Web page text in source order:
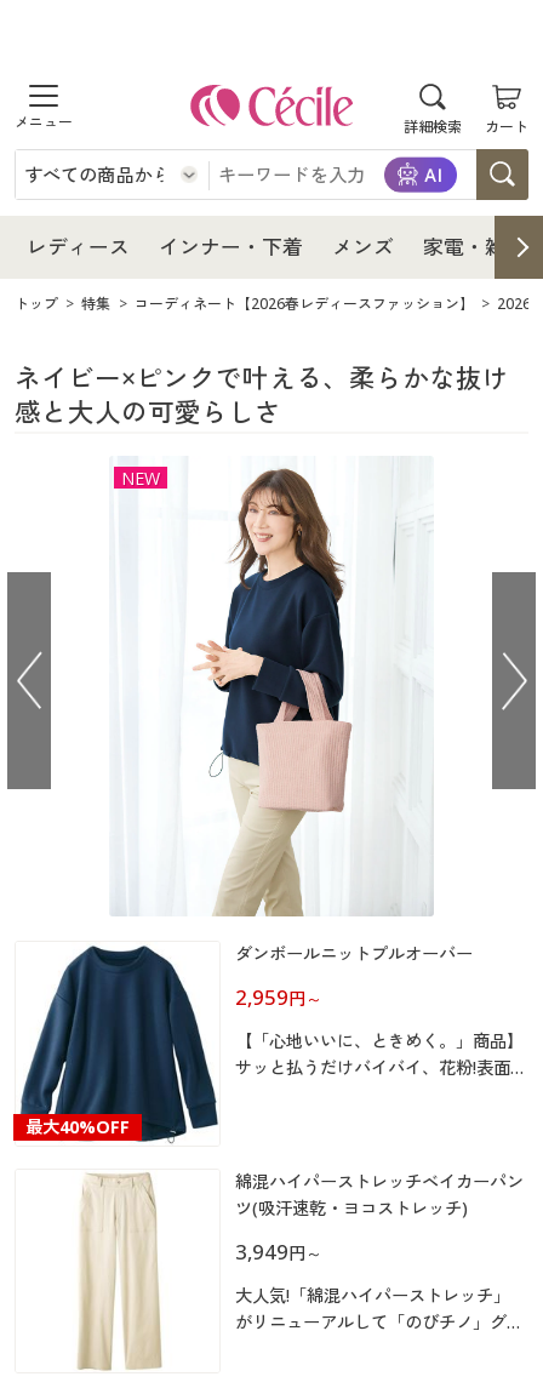
詳細検索 カート
商品を探す
レディース
レディースファッション
女性下着
インナー・下着
インナー・下着通販すべて
女性下着
メンズ
メンズ通販すべて
家電・雑貨
キッチン・雑貨・日用品
寝具・インテリア・家具
寝具・インテリア・家具通販すべて
家具・収納
カーテン・ラグ・ファブリック
美容・健康通販すべて
美容・健康・サプリメント
制服・スクール
制服・学生服
ジュニア・ティーンズ下着
大きいサイズ通販すべて
大きいサイズ レディース服
大きいサイズ レディース下着
大きいサイズ 事務・制服
バーゲン
カタログ・チラシからのご注文
デジタルカタログ
カタログ無料プレゼント
会員メニュー
マイページ
お気に入り
レディース インナー・下着 メンズ 家電・雑貨
レディース
レディース通販すべて
レディースファッション
インナー・下着
インナー・下着通販すべて
女性下着
ジュニア・ティーンズ下着
メンズ
メンズ通販すべて
メンズ下着
家電・雑貨
家電
キッチン・雑貨・日用品
寝具・インテリア・家具通販すべて
家具・収納
カーテン・ラグ・ファブリック
美容・健康
美容・健康通販すべて
美容・健康・サプリメント
制服・スクール
ジュニア・ティーンズ下着
大きいサイズ レディース服
大きいサイズ レディース下着
大きいサイズ 事務・制服
詳細検索
カタログ・チラシからのご注文
デジタルカタログ
カタログ無料プレゼント
会員メニュー
マイページ
閲覧履歴
サポート
トップ 特集 コーディネート【2026春レディースファッション】 2026
ネイビー×ピンクで叶える、柔らかな抜け
感と大人の可愛らしさ
NEW
ダンボールニットプルオーバー
最大40%OFF
2,959円 ～
【「心地いいに、ときめく。」商品】
サッと払うだけバイバイ、花粉!表面が
綿混ハイパーストレッチベイカーパン
ツ(吸汗速乾・ヨコストレッチ)
3,949円 ～
大人気!「綿混ハイパーストレッチ」
がリニューアルして「のびチノ」グ～